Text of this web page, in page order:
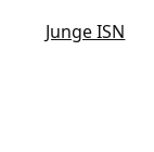
Junge ISN